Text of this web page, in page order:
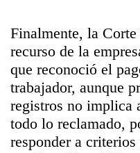
Finalmente, la
recurso de la
que reconoció el
trabajador, aunque
registros no implica
todo lo reclamado,
responder a